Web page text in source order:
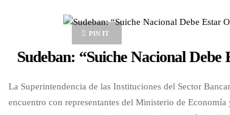
PIN IT
Sudeban: “Suiche Nacional
La Superintendencia de las Instituciones del Sector
encuentro con representantes del Ministerio de